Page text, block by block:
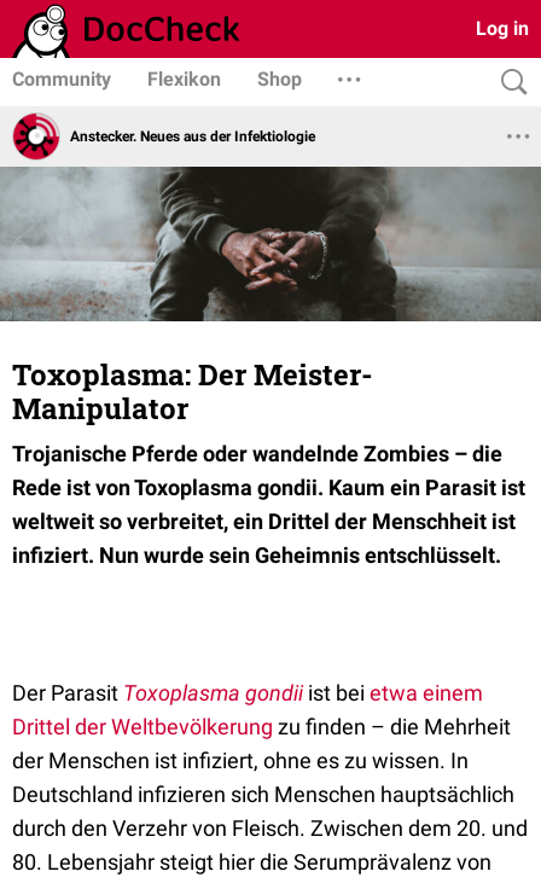
Log in
Community Flexikon Shop
Anstecker. Neues aus der Infektiologie
Toxoplasma: Der Meister-
Manipulator
Trojanische Pferde oder wandelnde Zombies – die
Rede ist von Toxoplasma gondii. Kaum ein Parasit ist
weltweit so verbreitet, ein Drittel der Menschheit ist
infiziert. Nun wurde sein Geheimnis entschlüsselt.
Der Parasit Toxoplasma gondiiist bei etwa einem
Drittel der Weltbevölkerung zu finden – die Mehrheit
der Menschen ist infiziert, ohne es zu wissen. In
Deutschland infizieren sich Menschen hauptsächlich
durch den Verzehr von Fleisch. Zwischen dem 20. und
80. Lebensjahr steigt hier die Serumprävalenz von